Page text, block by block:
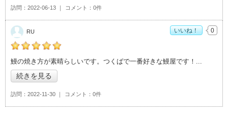
訪問 2022-06-13 コメント 0件
RUの「うなぎ居酒屋とよ長>」おすすめ度：5
鰻の焼き方が素晴らしいです。つくばで一番好きな鰻屋です！
続きを見る
訪問 2022-11-30 コメント 0件
RU いいね！ 0